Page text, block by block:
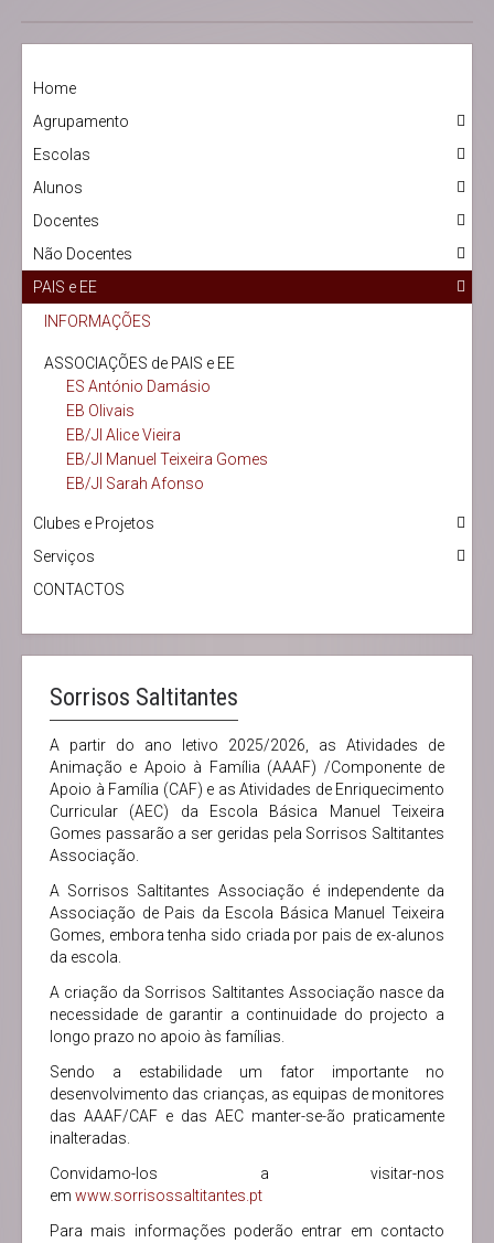
Home
Agrupamento
Escolas
Alunos
Docentes
Não Docentes
PAIS e EE
INFORMAÇÕES
ASSOCIAÇÕES de PAIS e EE
ES António Damásio
EB Olivais
EB/JI Alice Vieira
EB/JI Manuel Teixeira Gomes
EB/JI Sarah Afonso
Clubes e Projetos
Serviços
CONTACTOS
Sorrisos Saltitantes
A partir do ano letivo 2025/2026, as Atividades de
Animação e Apoio à Família (AAAF) /Componente de
Apoio à Família (CAF) e as Atividades de Enriquecimento
Curricular (AEC) da Escola Básica Manuel Teixeira
Gomes passarão a ser geridas pela Sorrisos Saltitantes
Associação.
A Sorrisos Saltitantes Associação é independente da
Associação de Pais da Escola Básica Manuel Teixeira
Gomes, embora tenha sido criada por pais de ex-alunos
da escola.
A criação da Sorrisos Saltitantes Associação nasce da
necessidade de garantir a continuidade do projecto a
longo prazo no apoio às famílias.
Sendo a estabilidade um fator importante no
desenvolvimento das crianças, as equipas de monitores
das AAAF/CAF e das AEC manter-se-ão praticamente
inalteradas.
Convidamo-los a visitar-nos
em www.sorrisossaltitantes.pt
Para mais informações poderão entrar em contacto